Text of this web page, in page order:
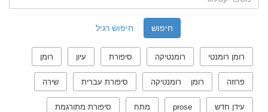
חיפוש רגיל
רומן רומנטי רומנטיקה סיפורת עיון רומן
פרוזה רומן רומנטיקה סיפורת עברית שירה
עידן חדש prose מתח סיפורת מתורגמת